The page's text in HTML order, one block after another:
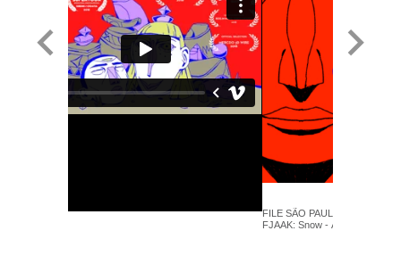
FILE SÃO PAULO 2019 -
FJAAK: Snow - Animação